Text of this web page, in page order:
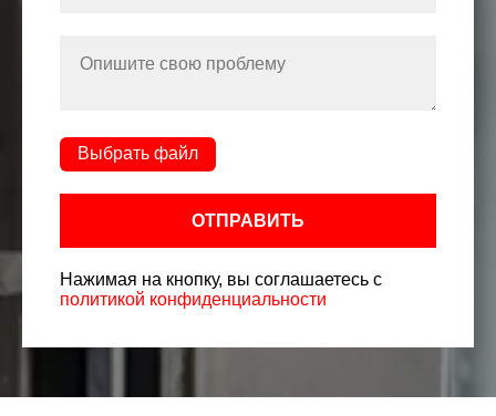
Выбрать файл
ОТПРАВИТЬ
Нажимая на кнопку, вы соглашаетесь с
политикой конфиденциальности